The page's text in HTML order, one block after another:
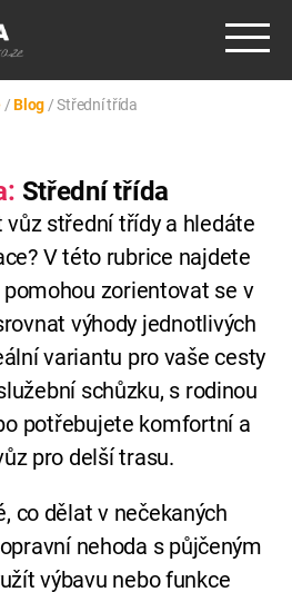
/Blog /Střední třída
Střední třída
vůz střednítřídy a hledáte
Vtéto rubrice najdete
pomohou zorientovat se v
výhody jednotlivých
variantu pro vaše cesty
schůzku, s rodinou
potřebujete komfortní a
pro delšítrasu.
co dělatv nečekaných
nehoda s půjčeným
výbavu nebofunkce